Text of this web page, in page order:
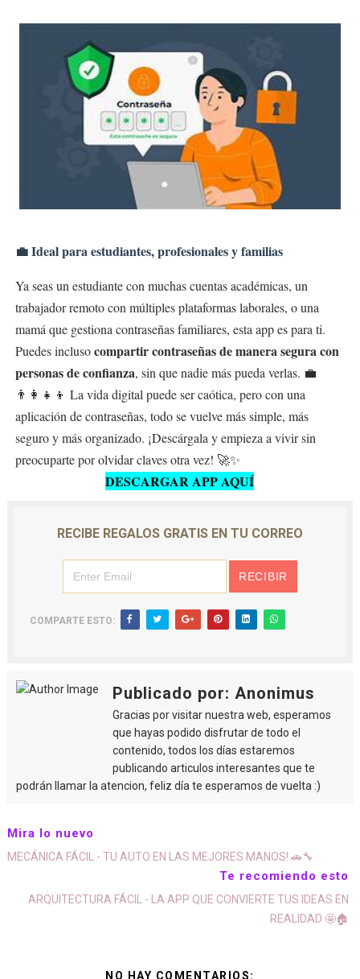
💼 Ideal para estudiantes, profesionales y familias
Ya seas un estudiante con muchas cuentas académicas, un
trabajador remoto con múltiples plataformas laborales, o una
mamá que gestiona contraseñas familiares, esta app es para ti.
Puedes inclusocompartir contraseñas de manera segura con
personas de confianza, sin que nadie más pueda verlas. 💼
👨‍👩‍👧‍👦 La vida digital puede ser caótica, pero con una
aplicación de contraseñas, todo se vuelve más simple, más
seguro y más organizado. ¡Descárgala y empieza a vivir sin
preocuparte por olvidar claves otra vez! 🚀✨
DESCARGAR APP AQUÍ
RECIBE REGALOS GRATIS EN TU CORREO
COMPARTE ESTO:
Publicado por: Anonimus
Gracias por visitar nuestra web, esperamos
que hayas podido disfrutar de todo el
contenido, todos los días estaremos
publicando articulos interesantes que te
podrán llamar la atencion, feliz día te esperamos de vuelta :)
Mira lo nuevo
MECÁNICA FÁCIL - TU AUTO EN LAS MEJORES MANOS! 🚗🔧
Te recomiendo esto
ARQUITECTURA FÁCIL - LA APP QUE CONVIERTE TUS IDEAS EN
REALIDAD 🤩🏠
NO HAY COMENTARIOS: